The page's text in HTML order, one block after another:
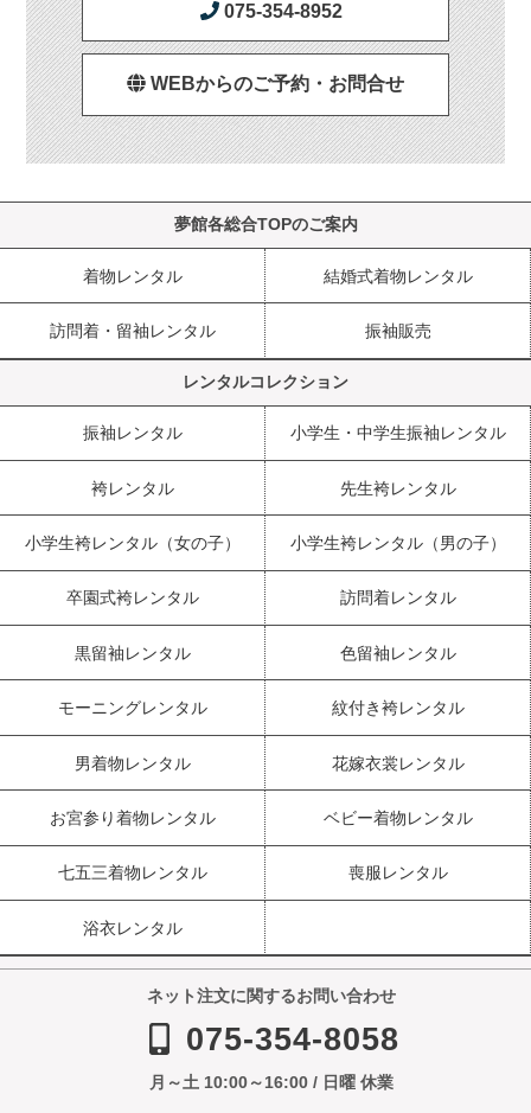
075-354-8952
WEBからのご予約・お問合せ
夢館各総合TOPのご案内
着物レンタル 結婚式着物レンタル
訪問着・留袖レンタル 振袖販売
レンタルコレクション
振袖レンタル 小学生・中学生振袖レンタル
袴レンタル 先生袴レンタル
小学生袴レンタル（女の子） 小学生袴レンタル（男の子）
卒園式袴レンタル 訪問着レンタル
黒留袖レンタル 色留袖レンタル
モーニングレンタル 紋付き袴レンタル
男着物レンタル 花嫁衣裳レンタル
お宮参り着物レンタル ベビー着物レンタル
七五三着物レンタル 喪服レンタル
浴衣レンタル
ネット注文に関するお問い合わせ
075-354-8058
月～土 10:00～16:00 / 日曜 休業